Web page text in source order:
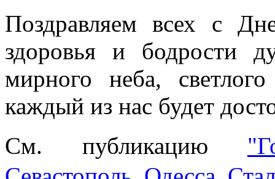
Поздравляем всех с
здоровья и бодрости
мирного неба,
каждый из нас будет
См. публикацию